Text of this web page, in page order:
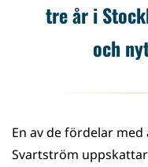
tre år i
och
En av de fördelar
Svartström